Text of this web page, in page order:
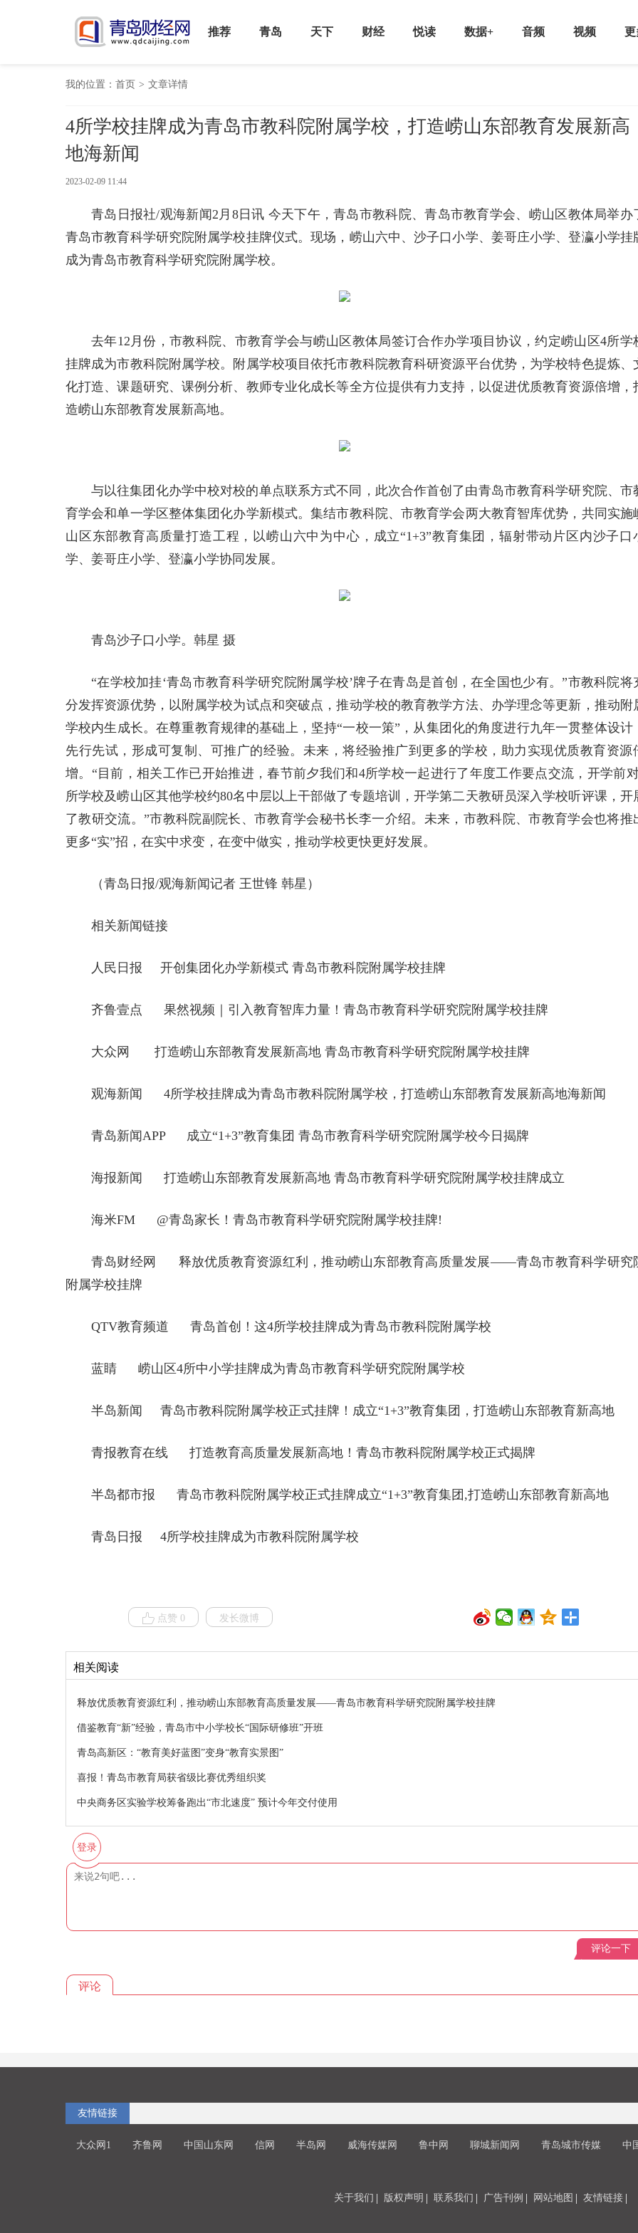
推荐 青岛 天下 财经 悦读 数据+ 音频 视频 更
我的位置： 首页 > 文章详情
4所学校挂牌成为青岛市教科院附属学校，打造崂山东部教育发展新高
地海新闻
2023-02-09 11:44
青岛日报社/观海新闻2月8日讯 今天下午，青岛市教科院、青岛市教育学会、崂山区教体局举办
青岛市教育科学研究院附属学校挂牌仪式。现场，崂山六中、沙子口小学、姜哥庄小学、登瀛小学挂
成为青岛市教育科学研究院附属学校。
去年12月份，市教科院、市教育学会与崂山区教体局签订合作办学项目协议，约定崂山区4所学
挂牌成为市教科院附属学校。附属学校项目依托市教科院教育科研资源平台优势，为学校特色提炼、
化打造、课题研究、课例分析、教师专业化成长等全方位提供有力支持，以促进优质教育资源倍增，
造崂山东部教育发展新高地。
与以往集团化办学中校对校的单点联系方式不同，此次合作首创了由青岛市教育科学研究院、市
育学会和单一学区整体集团化办学新模式。集结市教科院、市教育学会两大教育智库优势，共同实施
山区东部教育高质量打造工程，以崂山六中为中心，成立“1+3”教育集团，辐射带动片区内沙子口
学、姜哥庄小学、登瀛小学协同发展。
青岛沙子口小学。韩星 摄
“在学校加挂‘青岛市教育科学研究院附属学校’牌子在青岛是首创，在全国也少有。”市教科院将
分发挥资源优势，以附属学校为试点和突破点，推动学校的教育教学方法、办学理念等更新，推动附
学校内生成长。在尊重教育规律的基础上，坚持“一校一策”，从集团化的角度进行九年一贯整体设计
先行先试，形成可复制、可推广的经验。未来，将经验推广到更多的学校，助力实现优质教育资源
增。“目前，相关工作已开始推进，春节前夕我们和4所学校一起进行了年度工作要点交流，开学前
所学校及崂山区其他学校约80名中层以上干部做了专题培训，开学第二天教研员深入学校听评课，开
了教研交流。”市教科院副院长、市教育学会秘书长李一介绍。未来，市教科院、市教育学会也将推
更多“实”招，在实中求变，在变中做实，推动学校更快更好发展。
（青岛日报/观海新闻记者 王世锋 韩星）
相关新闻链接
人民日报 开创集团化办学新模式 青岛市教科院附属学校挂牌
齐鲁壹点 果然视频｜引入教育智库力量！青岛市教育科学研究院附属学校挂牌
大众网 打造崂山东部教育发展新高地 青岛市教育科学研究院附属学校挂牌
观海新闻 4所学校挂牌成为青岛市教科院附属学校，打造崂山东部教育发展新高地海新闻
青岛新闻APP 成立“1+3”教育集团 青岛市教育科学研究院附属学校今日揭牌
海报新闻 打造崂山东部教育发展新高地 青岛市教育科学研究院附属学校挂牌成立
海米FM @青岛家长！青岛市教育科学研究院附属学校挂牌!
青岛财经网 释放优质教育资源红利，推动崂山东部教育高质量发展——青岛市教育科学研究
附属学校挂牌
QTV教育频道 青岛首创！这4所学校挂牌成为青岛市教科院附属学校
蓝睛 崂山区4所中小学挂牌成为青岛市教育科学研究院附属学校
半岛新闻 青岛市教科院附属学校正式挂牌！成立“1+3”教育集团，打造崂山东部教育新高地
青报教育在线 打造教育高质量发展新高地！青岛市教科院附属学校正式揭牌
半岛都市报 青岛市教科院附属学校正式挂牌成立“1+3”教育集团,打造崂山东部教育新高地
青岛日报 4所学校挂牌成为市教科院附属学校
点赞 0 发长微博
相关阅读
释放优质教育资源红利，推动崂山东部教育高质量发展——青岛市教育科学研究院附属学校挂牌
借鉴教育“新”经验，青岛市中小学校长“国际研修班”开班
青岛高新区：“教育美好蓝图”变身“教育实景图”
喜报！青岛市教育局获省级比赛优秀组织奖
中央商务区实验学校筹备跑出“市北速度” 预计今年交付使用
登录
评论一下
评论
友情链接
大众网1 齐鲁网 中国山东网 信网 半岛网 威海传媒网 鲁中网 聊城新闻网 青岛城市传媒 中
关于我们 版权声明 联系我们 广告刊例 网站地图 友情链接